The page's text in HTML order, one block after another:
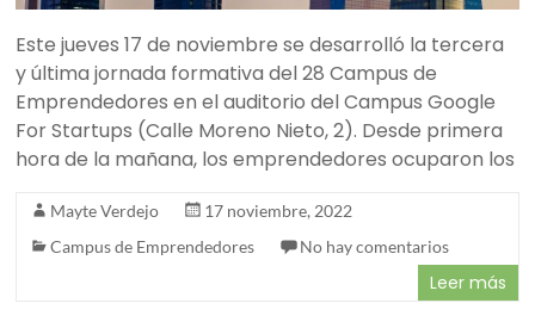
Este jueves 17 de noviembre se desarrolló la tercera
y última jornada formativa del 28 Campus de
Emprendedores en el auditorio del Campus Google
For Startups (Calle Moreno Nieto, 2). Desde primera
hora de la mañana, los emprendedores ocuparon los
Mayte Verdejo
17 noviembre, 2022
Campus de Emprendedores
No hay comentarios
Leer más